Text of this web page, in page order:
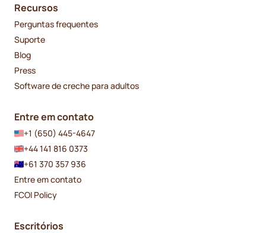
Recursos
Perguntas frequentes
Suporte
Blog
Press
Software de creche para adultos
Entre em contato
+1 (650) 445-4647
+44 141 816 0373
+61 370 357 936
Entre em contato
FCOI Policy
Escritórios